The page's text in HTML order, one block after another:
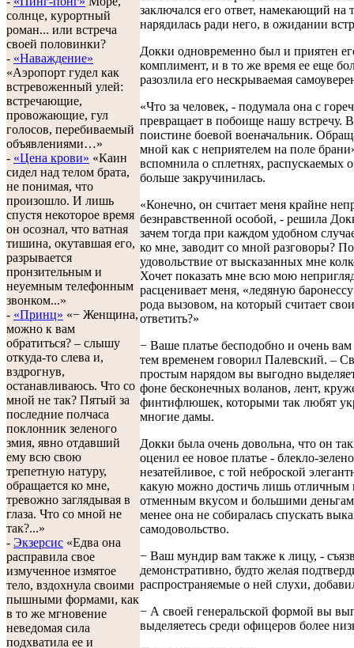
солнце, курортный
роман... или встреча
своей половинки?
- «Наваждение»
«Аэропорт гудел как
встревоженный улей:
встречающие,
провожающие, гул
голосов, перебиваемый
объявлениями…»
- «Цена крови» «Каин
сидел над телом брата,
не понимая, что
произошло. И лишь
спустя некоторое время
он осознал, что ватная
тишина, окутавшая его,
разрывается
пронзительным и
неуемным телефонным
звонком...»
- «Принц» «− Женщина,
можно к вам
обратиться? – слышу
откуда-то слева и,
вздрогнув,
останавливаюсь. Что со
мной не так? Пятый за
последние полчаса
поклонник зеленого
змия, явно отдавший
ему всю свою
трепетную натуру,
обращается ко мне,
тревожно заглядывая в
глаза. Что со мной не
так?...»
- Экзерсис «Едва она
расправила свое
измученное измятое
тело, вздохнула своими
пышными формами, как
в то же мгновение
неведомая сила
подхватила ее и
заключался его ответ, намекающий на
нарядилась ради него, в ожидании
Докки одновременно был и приятен
комплимент, и в то же время ее еще
разозлила его нескрываемая
«Что за человек, - подумала она с
превращает в побоище нашу встречу.
поистине боевой военачальник.
мной как с неприятелем на поле
вспомнила о сплетнях, распускаемых
больше закручинилась.
«Конечно, он считает меня крайне
безнравственной особой, - решила
зачем тогда при каждом удобном
ко мне, заводит со мной разговоры?
удовольствие от высказанных мне
Хочет показать мне всю мою
расценивает меня, «ледяную
рода вызовом, на который считает
ответить?»
− Ваше платье бесподобно и очень
тем временем говорил Палевский. –
простым нарядом вы выгодно
фоне бесконечных воланов, лент,
финтифлюшек, которыми так любят
многие дамы.
Докки была очень довольна, что он
оценил ее новое платье - блекло-
незатейливое, с той неброской
какую можно достичь лишь отличным
отменным вкусом и большими
менее она не собиралась спускать
самодовольство.
− Ваш мундир вам также к лицу, -
демонстративно, будто желая
распространяемые о ней слухи,
− А своей генеральской формой вы
выделяетесь среди офицеров более